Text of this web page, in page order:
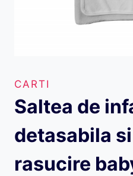
CARTI
Saltea de
detasabila
rasucire